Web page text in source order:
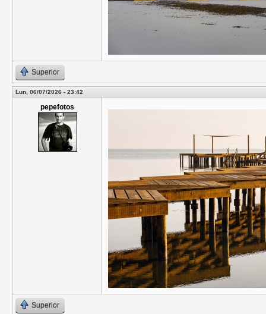
Superior
Lun, 06/07/2026 - 23:42
pepefotos
Superior